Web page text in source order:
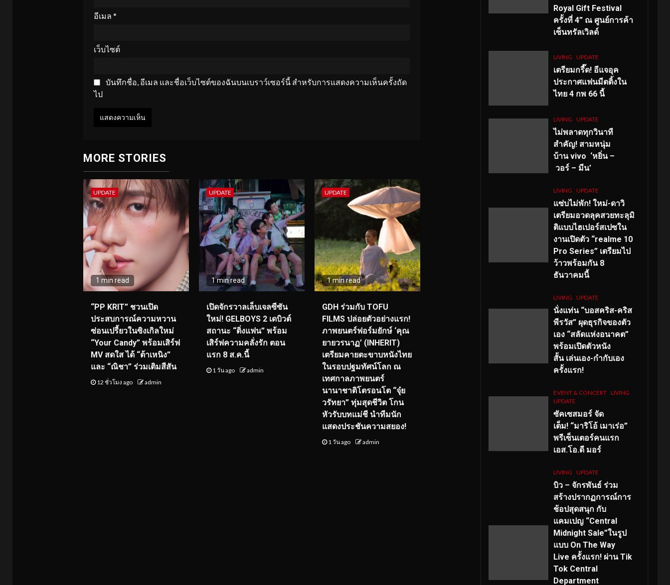
อีเมล *
เว็บไซต์
บันทึกชื่อ, อีเมล และชื่อเว็บไซต์ของฉันบนเบราว์เซอร์นี้ สำหรับการแสดงความเห็นครั้งถัด
ไป
MORE STORIES
UPDATE
1 min read
“PP KRIT” ชวนเปิด
ประสบการณ์ความหวาน
ซ่อนเปรี้ยวในซิงเกิลใหม่
“Your Candy” พร้อมเสิร์ฟ
MV สดใส ได้ “ต้าเหนิง”
และ “ณิชา” ร่วมเติมสีสัน
12 ชั่วโมง ago admin
UPDATE
1 min read
เปิดจักรวาลเล็บเจลซีซัน
ใหม่! GELBOYS 2 เดบิวต์
สถานะ “ติ่งแฟน” พร้อม
เสิร์ฟความคลั่งรัก ตอน
แรก 8 ส.ค.นี้
1 วัน ago admin
UPDATE
1 min read
GDH ร่วมกับ TOFU
FILMS ปล่อยตัวอย่างแรก!
ภาพยนตร์ฟอร์มยักษ์ ‘คุณ
ยายวรนาฏ’ (INHERIT)
เตรียมคายตะขาบหนังไทย
ในรอบปฐมทัศน์โลก ณ
เทศกาลภาพยนตร์
นานาชาติโตรอนโต “จุ๋ย
วรัทยา” ทุ่มสุดชีวิต โกน
หัวรับบทแม่ชี นำทีมนัก
แสดงประชันความสยอง!
1 วัน ago admin
Royal Gift Festival
ครั้งที่ 4” ณ ศูนย์การค้า
เซ็นทรัลเวิลด์
LIVING UPDATE
เตรียมกรี๊ด! อีแจอุค
ประกาศแฟนมีตติ้งใน
ไทย 4 กพ 66 นี้
LIVING UPDATE
ไม่พลาดทุกวินาที
สำคัญ! สามหนุ่ม
บ้าน vivo ‘หยิ่น –
วอร์ – มีน’
LIVING UPDATE
แซ่บไม่พัก! ใหม่-ดาวิ
เตรียมอวดลุคสวยทะลุมิ
ติแบบไฮเปอร์สเปซใน
งานเปิดตัว “realme 10
Pro Series” เตรียมไป
ว้าวพร้อมกัน 8
ธันวาคมนี้
LIVING UPDATE
นั่งแท่น “บอสคริส-คริส
พีรวัส” ผุดธุรกิจของตัว
เอง “สลัดแห่งอนาคต”
พร้อมเปิดตัวหนัง
สั้น เล่นเอง-กำกับเอง
ครั้งแรก!
EVENT & CONCERT LIVING
UPDATE
ซัคเซสมอร์ จัด
เต็ม! “มาริโอ้ เมาเร่อ”
พรีเซ็นเตอร์คนแรก
เอส.โอ.ดี มอร์
LIVING UPDATE
บิว – จักรพันธ์ ร่วม
สร้างปรากฏการณ์การ
ช้อปสุดสนุก กับ
แคมเปญ “Central
Midnight Sale”ในรูป
แบบ On The Way
Live ครั้งแรก! ผ่าน Tik
Tok Central
Department